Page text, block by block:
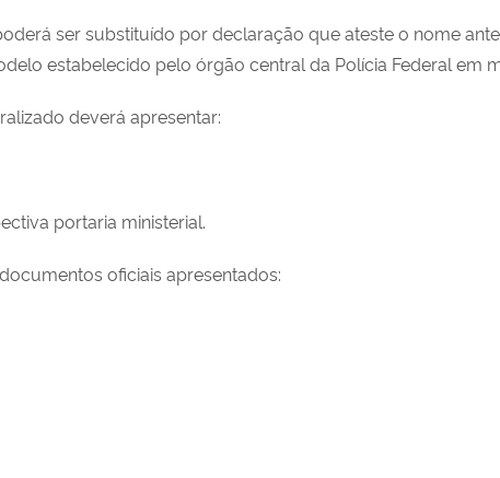
ser substituído por declaração que ateste o nome
estabelecido pelo órgão central da Polícia Federal em
deverá apresentar:
portaria ministerial.
oficiais apresentados: